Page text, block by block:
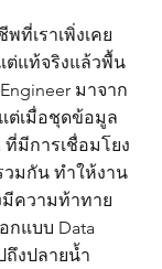
ที่เราเพิ่งเคย
ต่แท้จริงแล้วพื้น
มาจาก
ต่เมื่อชุดข้อมูล
ที่มีการเชื่อมโยง
มกัน ทำให้งาน
มีความท้าทาย
แบบ Data
ถึงปลายน้ำ